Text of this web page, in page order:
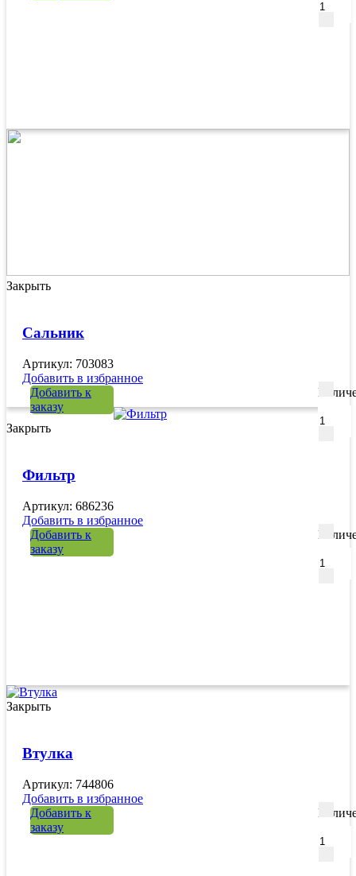
Закрыть
Сальник
Артикул: 703083
Добавить в избранное
Добавить к
заказу
Закрыть
Фильтр
Артикул: 686236
Добавить в избранное
Добавить к
заказу
Закрыть
Втулка
Артикул: 744806
Добавить в избранное
Добавить к
заказу